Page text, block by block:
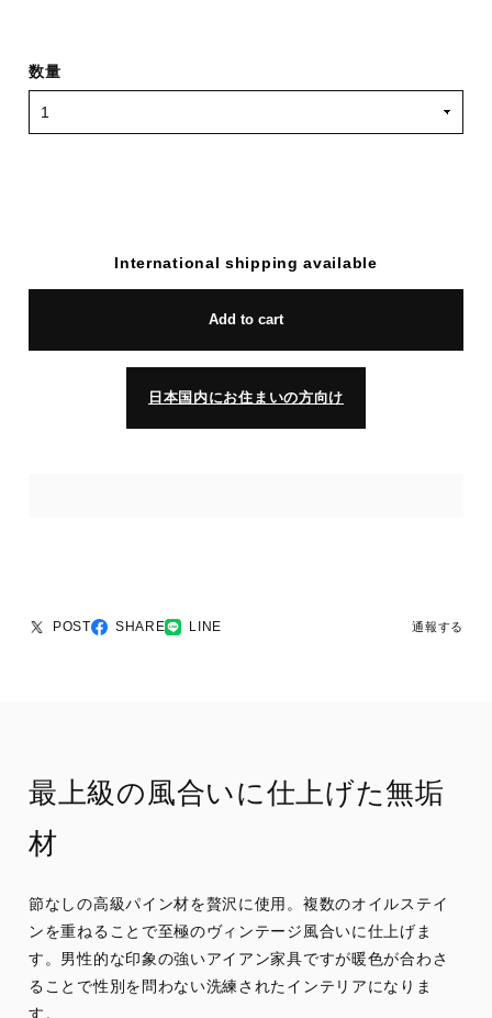
数量
International shipping available
Add to cart
日本国内にお住まいの方向け
POST SHARE LINE 通報する
最上級の風合いに仕上げた無垢
材
節なしの高級パイン材を贅沢に使用。複数のオイルステイ
ンを重ねることで至極のヴィンテージ風合いに仕上げま
す。男性的な印象の強いアイアン家具ですが暖色が合わさ
ることで性別を問わない洗練されたインテリアになりま
す。